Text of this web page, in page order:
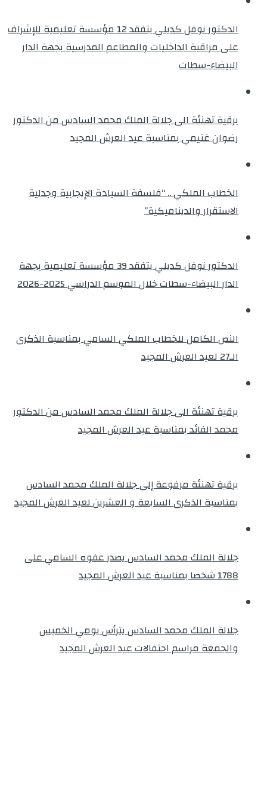
الدكتور نوفل كديلي يتفقد 12 مؤسسة تعليمية للإشراف
على مراقبة الداخليات والمطاعم المدرسية بجهة الدار
البيضاء-سطات
برقية تهنئة الى جلالة الملك محمد السادس من الدكتور
رضوان غنيمي بمناسبة عيد العرش المجيد
الخطاب الملكي .. “فلسفة السيادة الإيجابية وجدلية
الاستقرار والديناميكية”
الدكتور نوفل كديلي يتفقد 39 مؤسسة تعليمية بجهة
الدار البيضاء-سطات خلال الموسم الدراسي 2025-2026
النص الكامل للخطاب الملكي السامي بمناسبة الذكرى
الـ27 لعيد العرش المجيد
برقية تهنئة الى جلالة الملك محمد السادس من الدكتور
محمد الفائد بمناسبة عيد العرش المجيد
برقية تهنئة مرفوعة إلى جلالة الملك محمد السادس
بمناسبة الذكرى السابعة و العشرين لعيد العرش المجيد
جلالة الملك محمد السادس يصدر عفوه السامي على
1788 شخصا بمناسبة عيد العرش المجيد
جلالة الملك محمد السادس يترأس يومي الخميس
والجمعة مراسم احتفالات عيد العرش المجيد